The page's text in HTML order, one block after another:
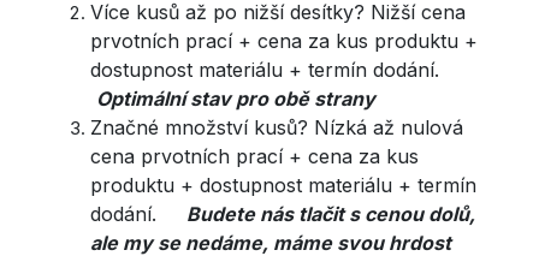
Více kusů až po nižší desítky? Nižší cena
prvotních prací + cena za kus produktu +
dostupnost materiálu + termín dodání.
Optimální stav pro obě strany
Značné množství kusů? Nízká až nulová
cena prvotních prací + cena za kus
produktu + dostupnost materiálu + termín
dodání. Budete nás tlačit s cenou dolů,
ale my se nedáme, máme svou hrdost